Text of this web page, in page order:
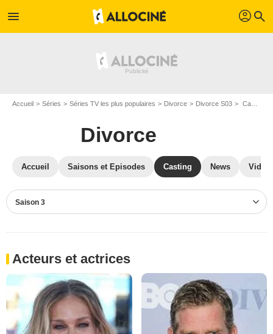
menu profil search
Accueil Séries Séries TV les plus populaires Divorce Divorce S03 Casting Divorce S03
Divorce
Accueil Saisons et Episodes Casting News
Saison 3
Acteurs et actrices